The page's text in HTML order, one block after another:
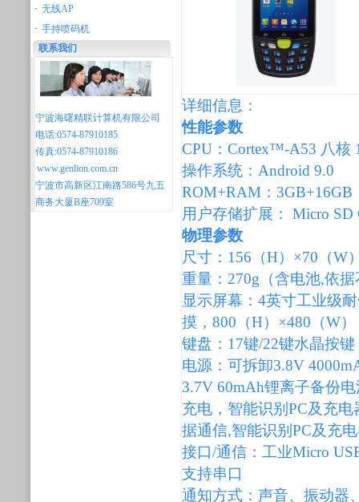
· 无线AP
· 手持喷码机
联系我们
宁波海曙精联计算机有限公司
电话:0574-87910185
传真:0574-87910186
www.genlion.com.cn
宁波市高新区江南路586号九五
商务大厦B座709室
详细信息：
性能参数
CPU：Cortex™-A53 八核
操作系统：Android 9.0
ROM+RAM：3GB+16GB
用户存储扩展： Micro SD
物理参数
尺寸：156（H）×70（W
重量：270g（含电池,依
显示屏幕：4英寸工业级
摸，800（H）×480（W
键盘：17键/22键水晶按
电源：可拆卸3.8V
3.7V 60mAh锂离子备份
充电，智能识别PC及充
据通信,智能识别PC及充
接口/通信：工业Micro
支持串口
通知方式：声音、振动器